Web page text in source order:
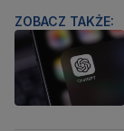
ZOBACZ TAKŻE: